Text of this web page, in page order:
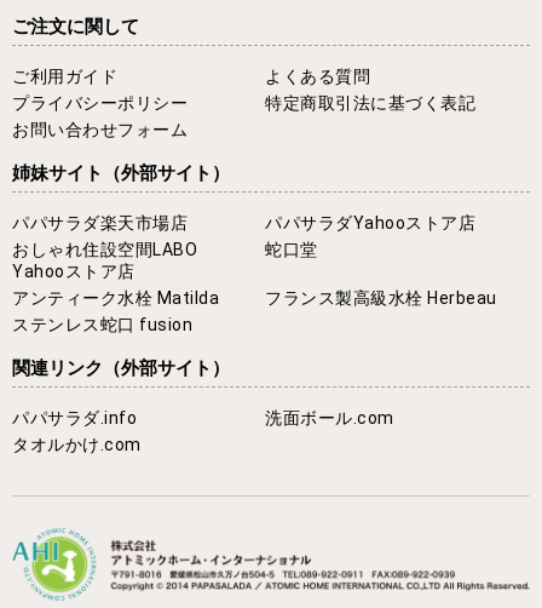
ご注文に関して
ご利用ガイド
よくある質問
プライバシーポリシー
特定商取引法に基づく表記
お問い合わせフォーム
姉妹サイト （外部サイト）
パパサラダ楽天市場店
パパサラダYahooストア店
おしゃれ住設空間LABO
Yahooストア店
蛇口堂
アンティーク水栓 Matilda
フランス製高級水栓 Herbeau
ステンレス蛇口 fusion
関連リンク （外部サイト）
パパサラダ.info
洗面ボール.com
タオルかけ.com